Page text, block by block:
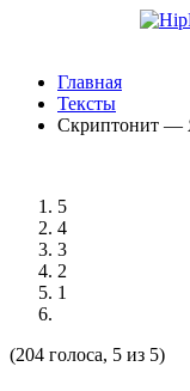
Главная
Тексты
Скриптонит —
5
4
3
2
1
(204 голоса, 5 из 5)